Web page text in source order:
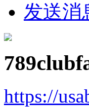
发送消
https://